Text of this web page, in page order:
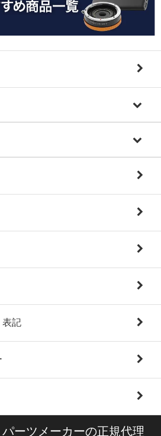
表記
ーツメーカーの正規代理